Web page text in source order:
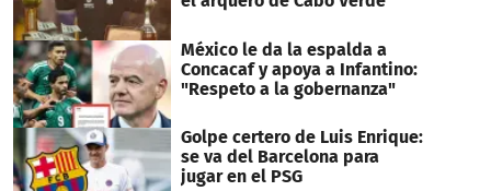
México le da la espalda a
Concacaf y apoya a Infantino:
"Respeto a la gobernanza"
Golpe certero de Luis Enrique:
se va del Barcelona para
jugar en el PSG